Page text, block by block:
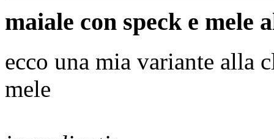
maiale con speck e mele
ecco una mia variante alla
mele